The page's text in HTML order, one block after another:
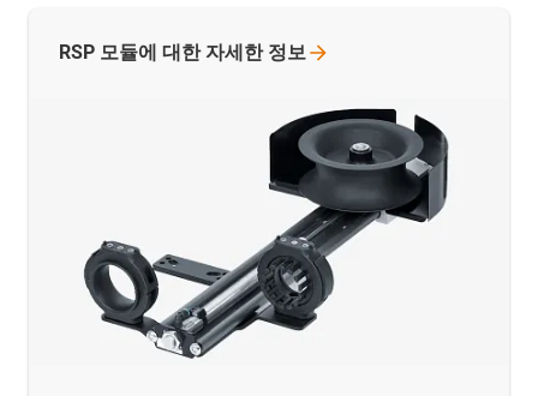
RSP 모듈에 대한 자세한 정보